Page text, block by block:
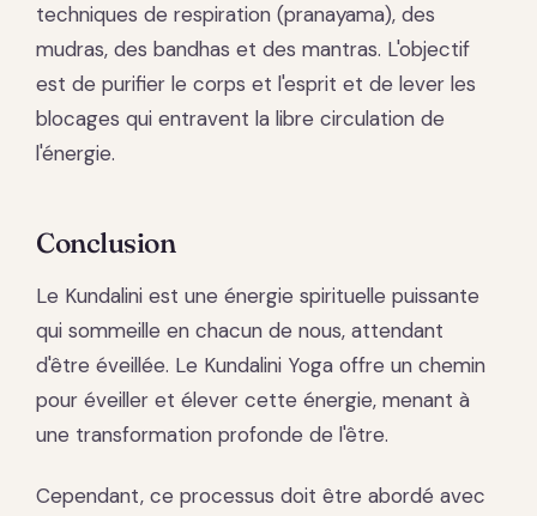
techniques de respiration (pranayama), des
mudras, des bandhas et des mantras. L'objectif
est de purifier le corps et l'esprit et de lever les
blocages qui entravent la libre circulation de
l'énergie.
Conclusion
Le Kundalini est une énergie spirituelle puissante
qui sommeille en chacun de nous, attendant
d'être éveillée. Le Kundalini Yoga offre un chemin
pour éveiller et élever cette énergie, menant à
une transformation profonde de l'être.
Cependant, ce processus doit être abordé avec